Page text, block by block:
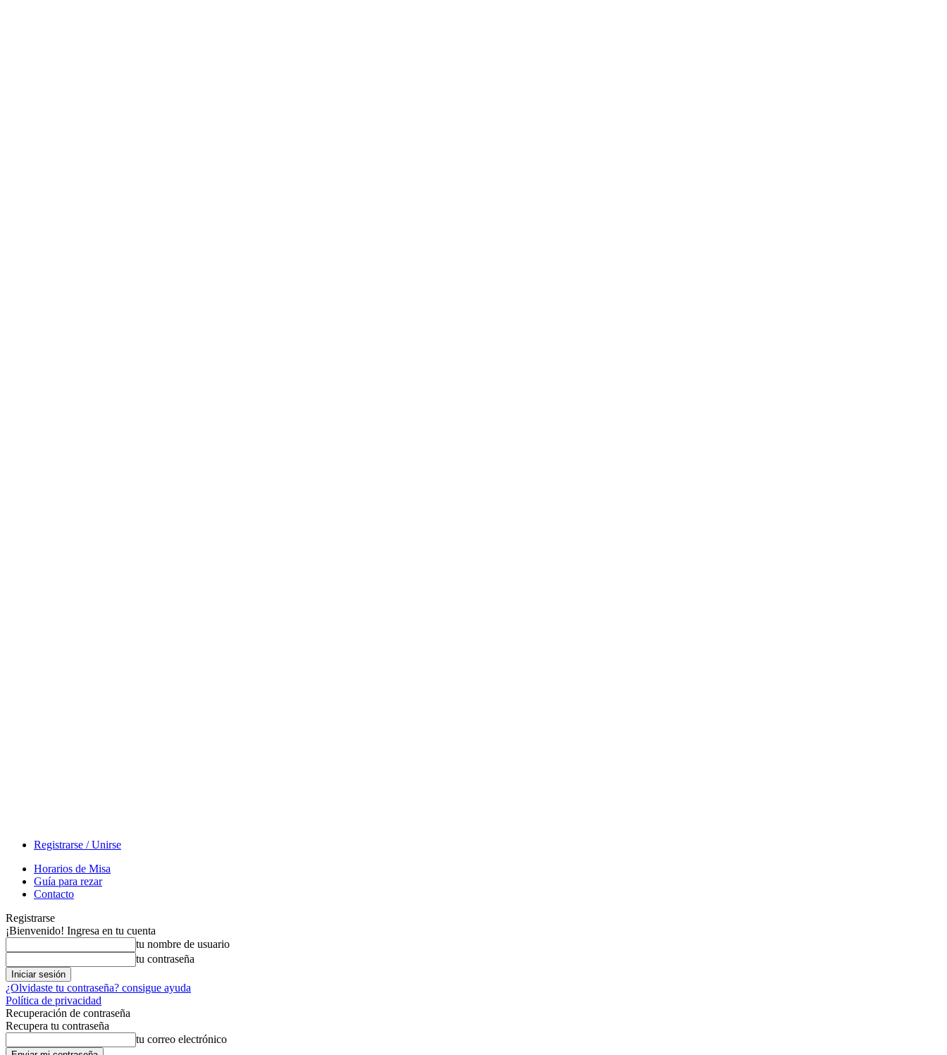
Registrarse / Unirse
Horarios de Misa
Guía para rezar
Contacto
Registrarse
¡Bienvenido! Ingresa en tu cuenta
tu nombre de usuario
tu contraseña
¿Olvidaste tu contraseña? consigue ayuda
Política de privacidad
Recuperación de contraseña
Recupera tu contraseña
tu correo electrónico